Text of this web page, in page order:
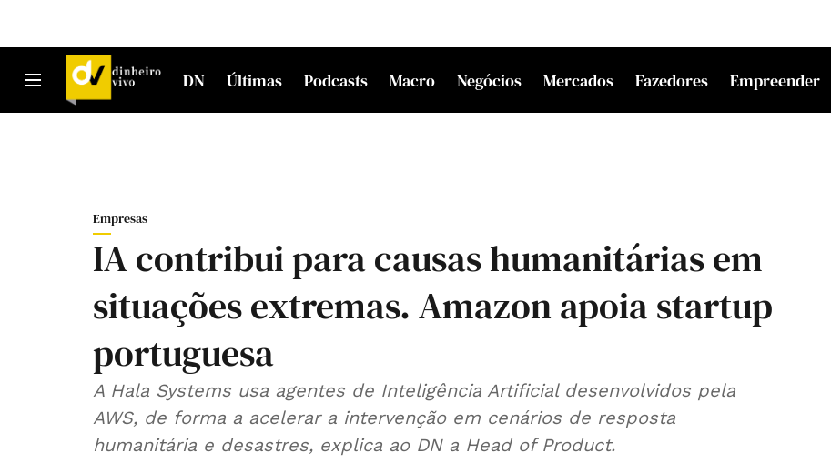
DN Últimas Podcasts Macro Negócios Mercados Fazedores Empreender
Empresas
IA contribui para causas humanitárias em
situações extremas. Amazon apoia startup
portuguesa
A Hala Systems usa agentes de Inteligência Artificial desenvolvidos pela
AWS, de forma a acelerar a intervenção em cenários de resposta
humanitária e desastres, explica ao DN a Head of Product.